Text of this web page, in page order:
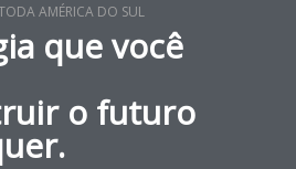
AMÉRICA DO SUL
que você
o futuro